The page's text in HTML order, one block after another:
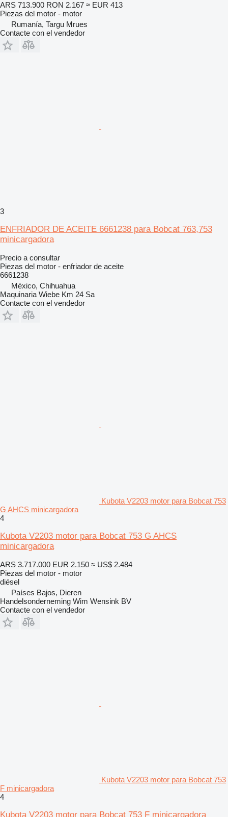
ARS 713.900 RON 2.167 ≈ EUR 413
Piezas del motor - motor
Rumanía, Targu Mrues
Contacte con el vendedor
3
ENFRIADOR DE ACEITE 6661238 para Bobcat 763,753
minicargadora
Precio a consultar
Piezas del motor - enfriador de aceite
6661238
México, Chihuahua
Maquinaria Wiebe Km 24 Sa
Contacte con el vendedor
Kubota V2203 motor para Bobcat 753
G AHCS minicargadora
4
Kubota V2203 motor para Bobcat 753 G AHCS
minicargadora
ARS 3.717.000 EUR 2.150 ≈ US$ 2.484
Piezas del motor - motor
diésel
Países Bajos, Dieren
Handelsonderneming Wim Wensink BV
Contacte con el vendedor
Kubota V2203 motor para Bobcat 753
F minicargadora
4
Kubota V2203 motor para Bobcat 753 F minicargadora